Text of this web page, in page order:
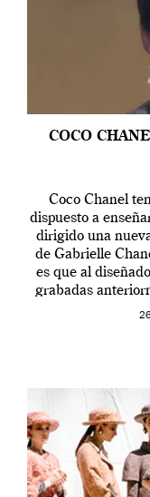
COCO
Coco Chanel
dispuesto a
dirigido una
de Gabrielle
es que al
grabadas